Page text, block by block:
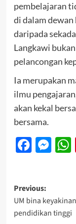
pembelajaran
di dalam
daripada
Langkawi
pelancongan
Ia merupakan
ilmu
akan kekal
bersama.
Previous:
UM bina
pendidikan tinggi